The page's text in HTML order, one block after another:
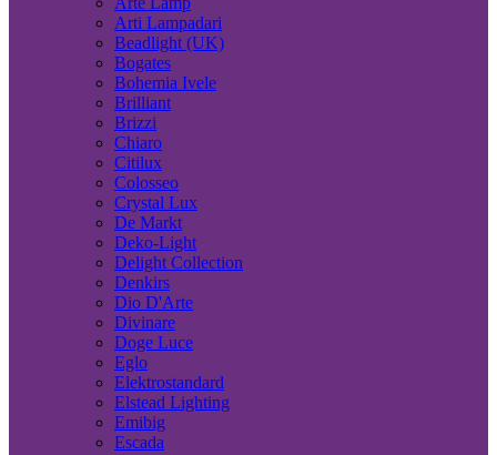
Arti Lampadari
Beadlight (UK)
Bogates
Bohemia Ivele
Brilliant
Brizzi
Chiaro
Citilux
Colosseo
Crystal Lux
De Markt
Deko-Light
Delight Collection
Denkirs
Dio D'Arte
Divinare
Doge Luce
Eglo
Elektrostandard
Elstead Lighting
Emibig
Escada